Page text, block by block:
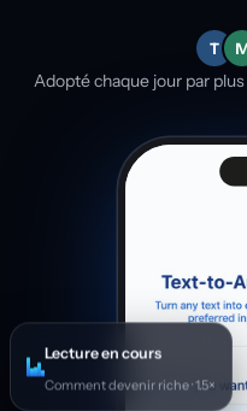
T
Adopté chaque jour par
Lecture en cours
Comment devenir riche · 1.5×